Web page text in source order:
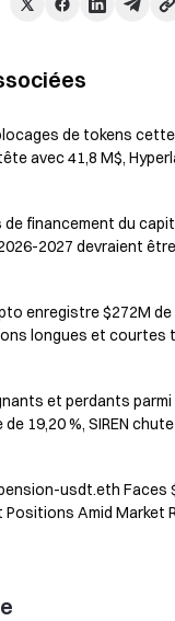
de tokens cette
avec 41,8 M$,
de financement du
2027 devraient
$272M de liquidations en 24
longues et courtes
et perdants
de 19,20 %, SIREN
usdt.eth Faces
Positions Amid Market